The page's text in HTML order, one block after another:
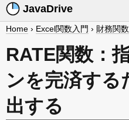
JavaDrive
Home › Excel関数入門 › 財務関数
RATE関数：
ンを完済する
出する